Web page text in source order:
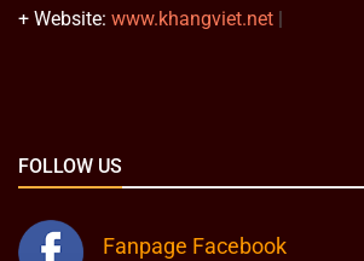
+ Website: www.khangviet.net
FOLLOW US
Fanpage Facebook